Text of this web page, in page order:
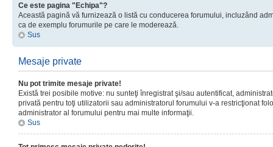
Ce este pagina "Echipa"?
Această pagină vă furnizează o listă cu conducerea forumului, incluzând
ca de exemplu forumurile pe care le moderează.
Sus
Mesaje private
Nu pot trimite mesaje private!
Există trei posibile motive: nu sunteţi înregistrat şi/sau autentificat,
privată pentru toţi utilizatorii sau administratorul forumului v-a restricţionat
administrator al forumului pentru mai multe informaţii.
Sus